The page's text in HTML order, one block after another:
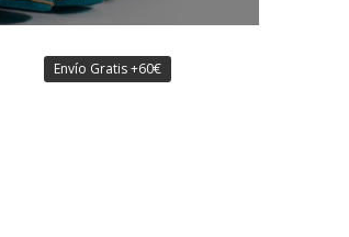
Envío Gratis +60€